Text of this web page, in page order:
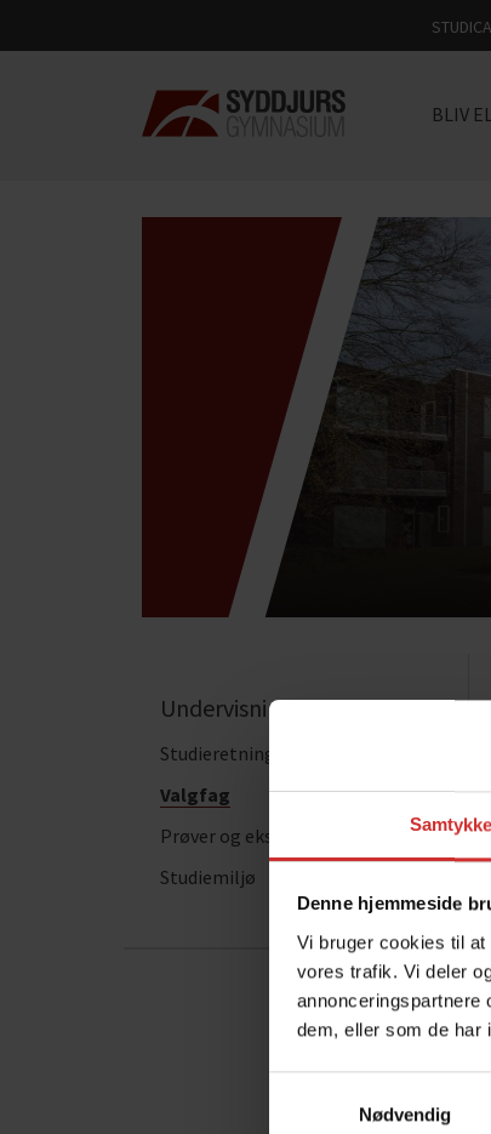
Samtykke
Denne hjemmeside
Vi bruger cookies til
vores trafik. Vi deler
annonceringspartnere
dem, eller som de har
Nødvendig
STUDICA
BLIV
Undervisningen
Studieretninger
Valgfag
Prøver og eksamen
Studiemiljø